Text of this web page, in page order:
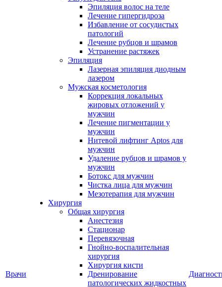
Врачи
Эпиляция волос на теле
Лечение гипергидроза
Избавление от сосудистых
патологий
Лечение рубцов и шрамов
Устранение растяжек
Эпиляция
Лазерная эпиляция диодным
лазером
Мужская косметология
Коррекция локальных
жировых отложений у
мужчин
Лечение пигментации у
мужчин
Нитевой лифтинг Aptos для
мужчин
Удаление рубцов и шрамов у
мужчин
Ботокс для мужчин
Чистка лица для мужчин
Мезотерапия для мужчин
Хирургия
Общая хирургия
Анестезия
Стационар
Перевязочная
Гнойно-воспалительная
хирургия
Хирургия кисти
Дренирование
патологических жидкостных